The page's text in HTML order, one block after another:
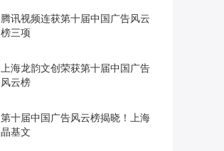
腾讯视频连获第十届中国广告风云
榜三项
上海龙韵文创荣获第十届中国广告
风云榜
第十届中国广告风云榜揭晓！上海
晶基文